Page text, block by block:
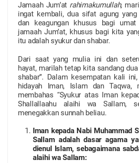
Jamaah Jum’at rahimakumullah,
ingat kembali, dua sifat agung
dan keagungan khusus bagi
jamaah Jum’at, khusus bagi kita
itu adalah syukur dan shabar.
Dari saat yang mulia ini dan
hayat, marilah tetap kita sandang
shabar”. Dalam kesempatan kali
hidayah Iman, Islam dan Taqwa,
membahas “Syukur atas Iman
Shallallaahu alaihi wa Sallam,
menegakkan sunnah beliau.
Iman kepada Nabi Muhammad
Sallam adalah dasar agama
dienul Islam, sebagaimana
alaihi wa Sallam: